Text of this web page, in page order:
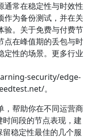
通常在稳定性与时效性
作为备份测试，并在关
验。关于免费与付费节
点在峰值期的丢包与时
定性的场景。更多行业
security/edge-
。
，帮助你在不同运营商
间段的节点表现，建
稳定性最佳的几个服